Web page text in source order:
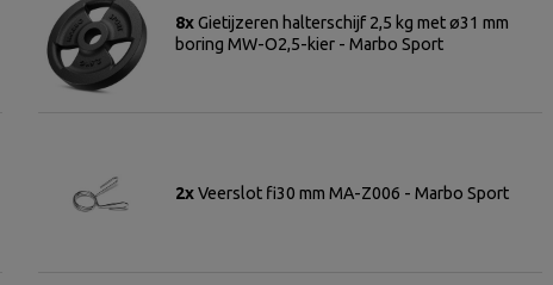
8xGietijzeren halterschijf 2,5 kg met ø31 mm
boring MW-O2,5-kier - Marbo Sport
2xVeerslot fi30 mm MA-Z006 - Marbo Sport